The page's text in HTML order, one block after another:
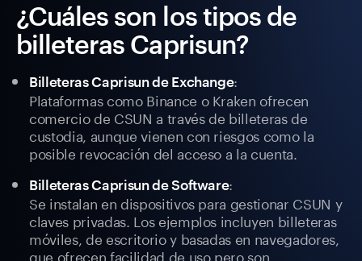
¿Cuáles son los tipos de
billeteras Caprisun?
Billeteras Caprisun de Exchange:
Plataformas como Binance o Kraken ofrecen
comercio de CSUN a través de billeteras de
custodia, aunque vienen con riesgos como la
posible revocación del acceso a la cuenta.
Billeteras Caprisun de Software:
Se instalan en dispositivos para gestionar CSUN y
claves privadas. Los ejemplos incluyen billeteras
móviles, de escritorio y basadas en navegadores,
que ofrecen facilidad de uso pero son